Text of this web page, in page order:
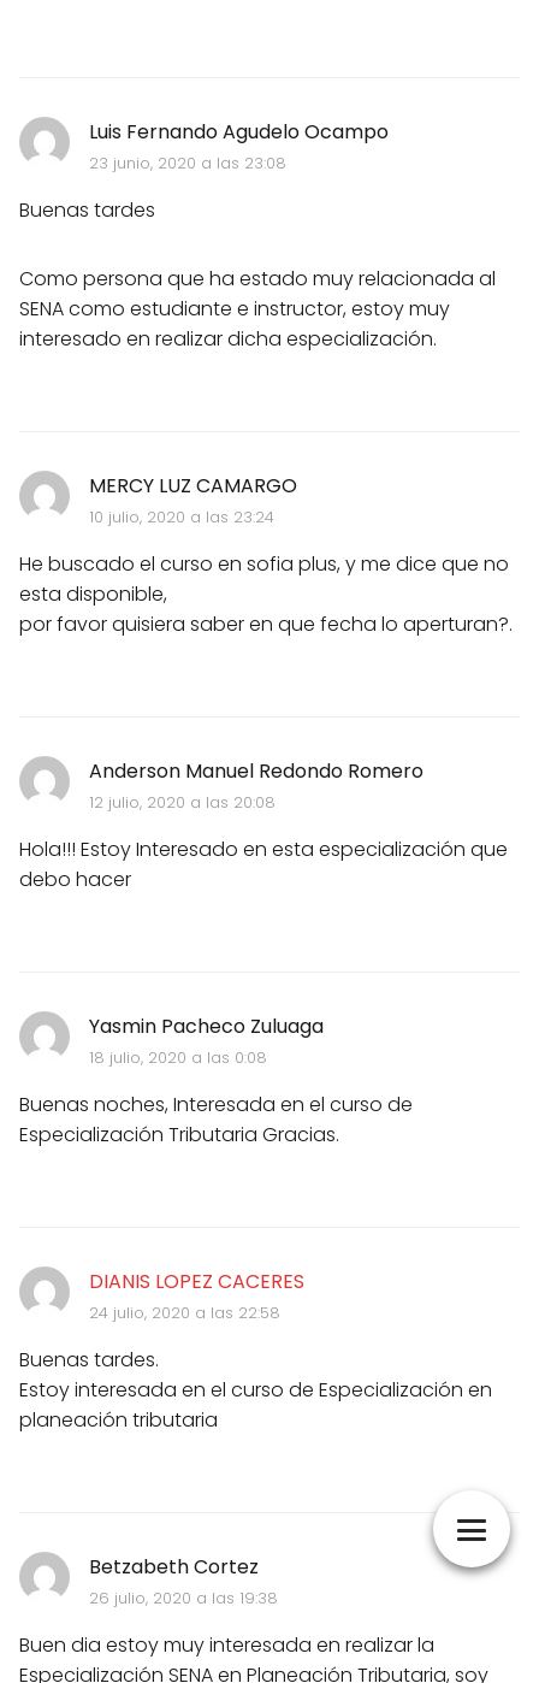
Luis Fernando Agudelo Ocampo
23 junio, 2020 a las 23:08
Buenas tardes
Como persona que ha estado muy relacionada al
SENA como estudiante e instructor, estoy muy
interesado en realizar dicha especialización.
MERCY LUZ CAMARGO
10 julio, 2020 a las 23:24
He buscado el curso en sofia plus, y me dice que no
esta disponible,
por favor quisiera saber en que fecha lo aperturan?.
Anderson Manuel Redondo Romero
12 julio, 2020 a las 20:08
Hola!!! Estoy Interesado en esta especialización que
debo hacer
Yasmin Pacheco Zuluaga
18 julio, 2020 a las 0:08
Buenas noches, Interesada en el curso de
Especialización Tributaria Gracias.
DIANIS LOPEZ CACERES
24 julio, 2020 a las 22:58
Buenas tardes.
Estoy interesada en el curso de Especialización en
planeación tributaria
Betzabeth Cortez
26 julio, 2020 a las 19:38
Buen dia estoy muy interesada en realizar la
Especialización SENA en Planeación Tributaria, soy